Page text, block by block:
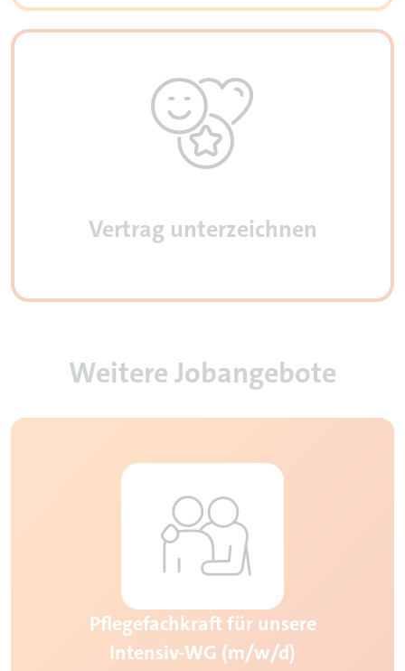
Vertrag unterzeichnen
Weitere Jobangebote
Pflegefachkraft für unsere
Intensiv-WG (m/w/d)